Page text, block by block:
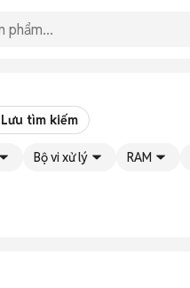
Lưu tìm kiếm
Bộ vi xử lý RAM